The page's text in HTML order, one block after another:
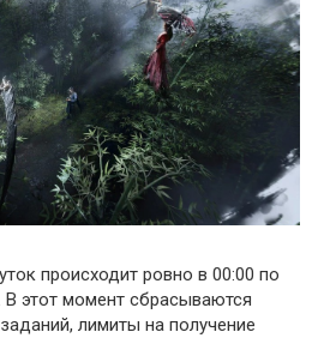
происходит ровно в 00:00 по
этот момент сбрасываются
лимиты на получение